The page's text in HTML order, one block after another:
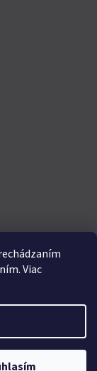
Viac
. Všetky práva